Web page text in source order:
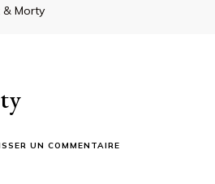
& Morty
UN COMMENTAIRE